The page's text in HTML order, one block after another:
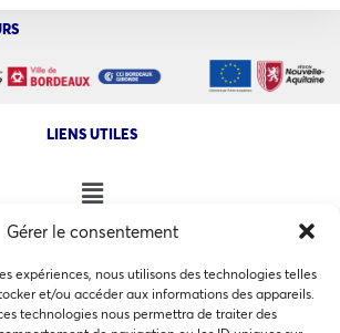
Gérer le consentement
expériences, nous utilisons des technologies telles
et/ou accéder aux informations des appareils.
technologies nous permettra de traiter des
LIENS UTILES
NOS AUTRES SITES